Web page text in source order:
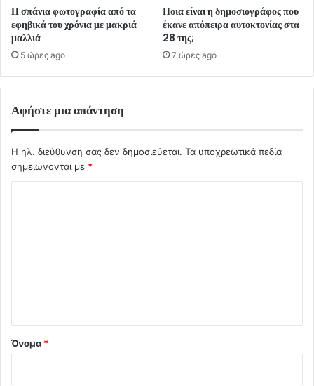
Η σπάνια φωτογραφία από τα
εφηβικά του χρόνια με μακριά
μαλλιά
5 ώρες ago
Ποια είναι η δημοσιογράφος που
έκανε απόπειρα αυτοκτονίας στα
28 της;
7 ώρες ago
Αφήστε μια απάντηση
Η ηλ. διεύθυνση σας δεν δημοσιεύεται. Τα υποχρεωτικά πεδία
σημειώνονται με *
Όνομα *